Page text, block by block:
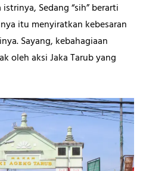
Sedang “sih” berarti
itu menyiratkan kebesaran
Sayang, kebahagiaan
oleh aksi Jaka Tarub yang